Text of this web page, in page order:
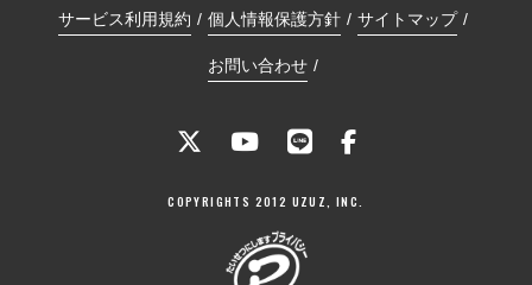
サービス利用規約 個人情報保護方針 サイトマップ
お問い合わせ
COPYRIGHTS 2012 UZUZ, INC.